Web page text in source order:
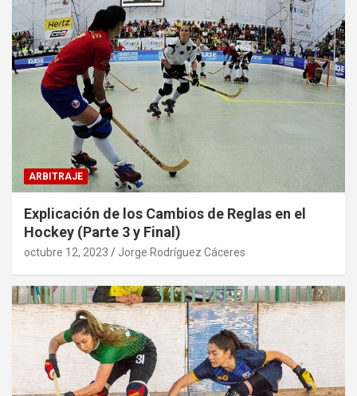
ARBITRAJE
Explicación de los Cambios de Reglas en el
Hockey (Parte 3 y Final)
octubre 12, 2023 Jorge Rodríguez Cáceres